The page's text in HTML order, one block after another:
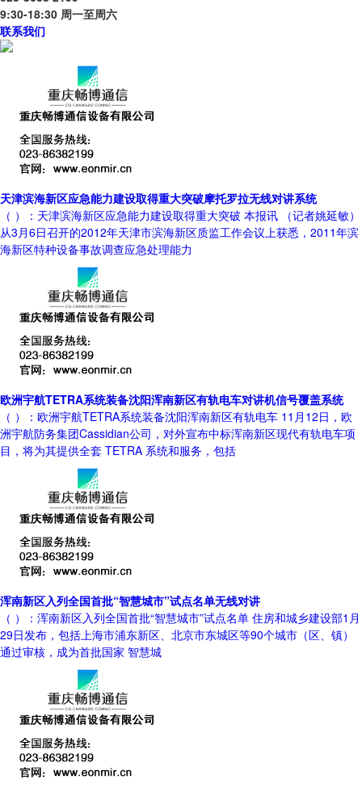
9:30-18:30 周一至周六
联系我们
天津滨海新区应急能力建设取得重大突破摩托罗拉无线对讲系统
（ ）：天津滨海新区应急能力建设取得重大突破 本报讯 （记者姚延敏）
从3月6日召开的2012年天津市滨海新区质监工作会议上获悉，2011年滨
海新区特种设备事故调查应急处理能力
欧洲宇航TETRA系统装备沈阳浑南新区有轨电车对讲机信号覆盖系统
（ ）：欧洲宇航TETRA系统装备沈阳浑南新区有轨电车 11月12日，欧
洲宇航防务集团Cassidian公司，对外宣布中标浑南新区现代有轨电车项
目，将为其提供全套 TETRA 系统和服务，包括
浑南新区入列全国首批“智慧城市”试点名单无线对讲
（ ）：浑南新区入列全国首批“智慧城市”试点名单 住房和城乡建设部1月
29日发布，包括上海市浦东新区、北京市东城区等90个城市（区、镇）
通过审核，成为首批国家 智慧城